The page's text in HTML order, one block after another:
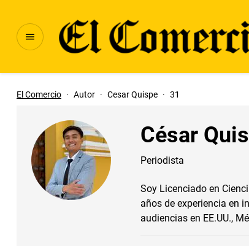
El Comercio · Autor · Cesar Quispe · 31
César
Periodista
Soy Licenciado en
años de experiencia en
audiencias en EE.UU.,